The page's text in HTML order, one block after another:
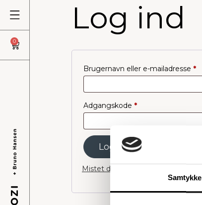
Samtykke
0
Log ind
Brugernavn eller e-mailadresse *
Adgangskode *
Log ind
Mistet din adgangskode?